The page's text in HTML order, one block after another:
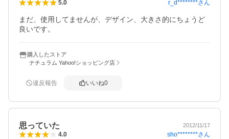
5.0 r_d********さん
まだ、使用してませんが、デザイン、大きさ的にちょうど
良いです。
購入したストア
ナチュラム Yahoo!ショッピング店
違反報告 いいね0
思っていた 2012/11/17
4.0 sho********さん